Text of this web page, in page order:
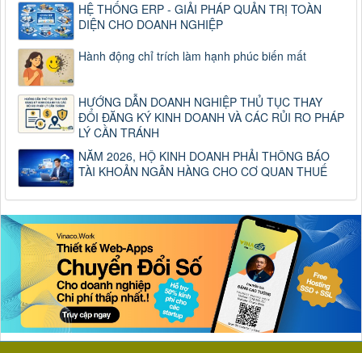
HỆ THỐNG ERP - GIẢI PHÁP QUẢN TRỊ TOÀN
DIỆN CHO DOANH NGHIỆP
Hành động chỉ trích làm hạnh phúc biến mất
HƯỚNG DẪN DOANH NGHIỆP THỦ TỤC THAY
ĐỔI ĐĂNG KÝ KINH DOANH VÀ CÁC RỦI RO PHÁP
LÝ CẦN TRÁNH
NĂM 2026, HỘ KINH DOANH PHẢI THÔNG BÁO
TÀI KHOẢN NGÂN HÀNG CHO CƠ QUAN THUẾ